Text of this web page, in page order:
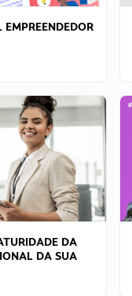
EMPREENDEDOR
DA
DA SUA